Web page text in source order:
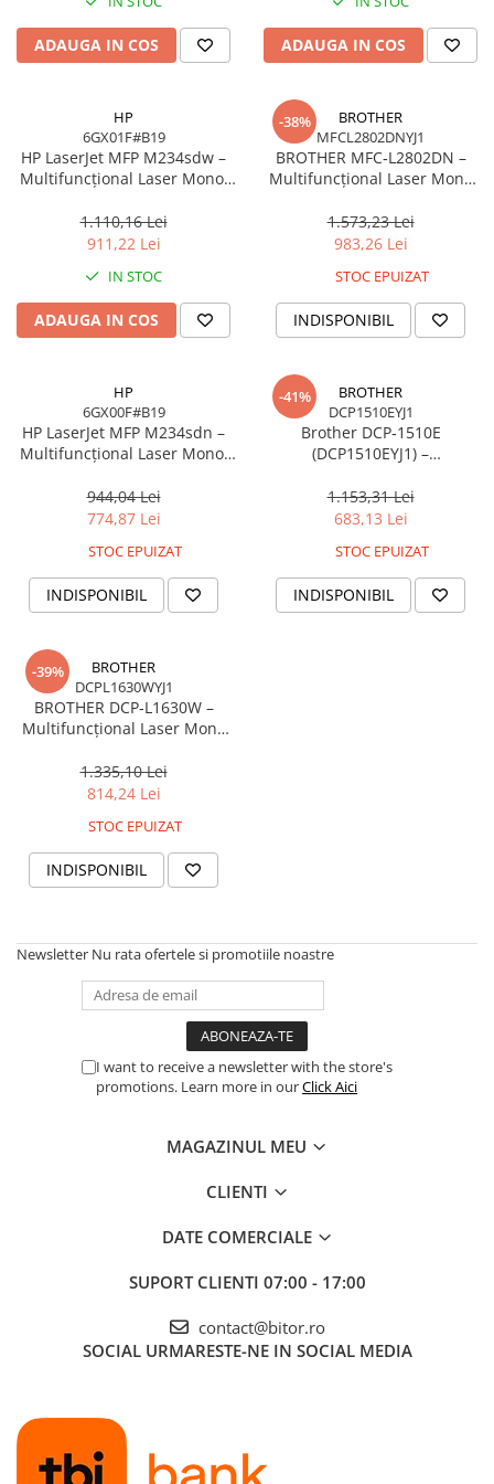
Imprimante, Scannere,
Consumabile
Imprimanta Laser Color
Imprimanta Laser Mono
Imprimante Cerneală
Imprimante Matriciale
Multifuncțional Cerneală
Multifuncțional Laser Mono
Accesorii Imprimante & Scannere
3D
Accesorii imprimante, scannere
Accesorii imprimante - altele
Consumabile - cerneală
Cerneală & Cap de Printare
Consumabile - toner
Laser Drums
Toner
Waste Toner
(LFP)
Accesorii Large Format
Plottere & Scannere
Scannere Documente
Monitoare Gaming & Consumer
Accesorii Căști & Microfoane
Cabluri & Adaptoare Audio-Video
Suporturi TV Perete
Camere Foto & Sisteme Optice
Căști Gaming & Consumer
Microfoane & Reportofoane
Ecrane Digital Signage
Ecrane Touchscreen Digital Signage
Proiectoare
ADAUGA IN COS ADAUGA IN COS
HP
6GX01F#B19
HP LaserJet MFP M234sdw –
Multifuncțional Laser Mono,
LAN
1.110,16 Lei
911,22 Lei
IN STOC
ADAUGA IN COS
-38%
BROTHER
MFCL2802DNYJ1
BROTHER MFC‑L2802DN –
Multifuncțional Laser Mono
coli, Toner Inbox 700 pagini
1.573,23 Lei
983,26 Lei
STOC EPUIZAT
INDISPONIBIL
HP
6GX00F#B19
HP LaserJet MFP M234sdn –
Multifuncțional Laser Mono,
LAN
944,04 Lei
774,87 Lei
STOC EPUIZAT
INDISPONIBIL
-41%
BROTHER
DCP1510EYJ1
Brother DCP‑1510E
(DCP1510EYJ1) –
A4, 20 ppm, USB 2.0
1.153,31 Lei
683,13 Lei
STOC EPUIZAT
INDISPONIBIL
-39%
BROTHER
DCPL1630WYJ1
BROTHER DCP‑L1630W –
Multifuncțional Laser Mono
150 coli, 36 luni garanție
1.335,10 Lei
814,24 Lei
STOC EPUIZAT
INDISPONIBIL
Newsletter Nu rata ofertele si promotiile noastre
I want to receive a newsletter with the store's
promotions. Learn more in ourClick Aici
MAGAZINUL MEU
CLIENTI
DATE COMERCIALE
SUPORT CLIENTI 07:00 - 17:00
contact@bitor.ro
SOCIAL URMARESTE-NE IN SOCIAL MEDIA